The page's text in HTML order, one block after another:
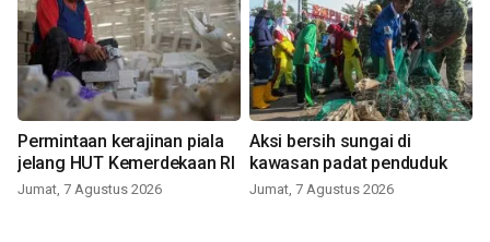
Permintaan kerajinan piala
jelang HUT Kemerdekaan RI
Jumat, 7 Agustus 2026
Aksi bersih sungai di
kawasan padat penduduk
Jumat, 7 Agustus 2026